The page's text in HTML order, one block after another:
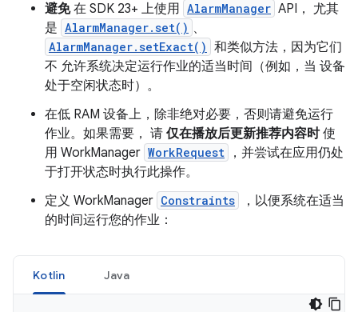
避免在 SDK 23+ 上使用 AlarmManager API， 尤其
是 AlarmManager.set() 、
AlarmManager.setExact() 和类似方法，因为它们
不 允许系统决定运行作业的适当时间（例如，当 设备
处于空闲状态时）。
在低 RAM 设备上，除非绝对必要，否则请避免运行
作业。如果需要， 请 仅在播放后更新推荐内容时使
用 WorkManager WorkRequest
，并尝试在应用仍处
于打开状态时执行此操作。
定义 WorkManager Constraints
，以便系统在适当
的时间运行您的作业：
Kotlin Java